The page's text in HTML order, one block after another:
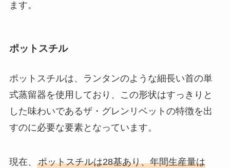
ます。
ポットスチル
ポットスチルは、ランタンのような細長い首の単
式蒸留器を使用しており、この形状はすっきりと
した味わいであるザ・グレンリベットの特徴を出
すのに必要な要素となっています。
現在、 ポットスチルは28基あり、年間生産量は